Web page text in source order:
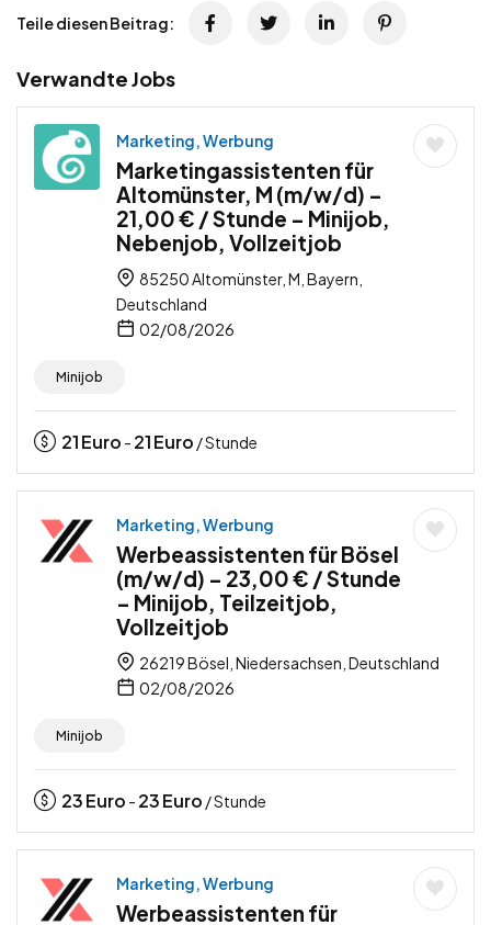
Teile diesen Beitrag:
Verwandte Jobs
Marketing, Werbung
Marketingassistenten für
Altomünster, M (m/w/d) –
21,00 € / Stunde – Minijob,
Nebenjob, Vollzeitjob
85250 Altomünster, M, Bayern,
Deutschland
02/08/2026
Minijob
21Euro - 21Euro / Stunde
Marketing, Werbung
Werbeassistenten für Bösel
(m/w/d) – 23,00 € / Stunde
– Minijob, Teilzeitjob,
Vollzeitjob
26219 Bösel, Niedersachsen, Deutschland
02/08/2026
Minijob
23Euro - 23Euro / Stunde
Marketing, Werbung
Werbeassistenten für